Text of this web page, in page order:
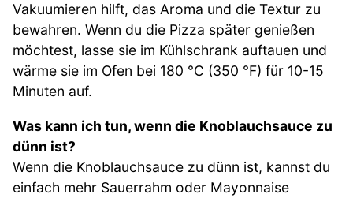
Vakuumieren hilft, das Aroma und die Textur zu
bewahren. Wenn du die Pizza später genießen
möchtest, lasse sie im Kühlschrank auftauen und
wärme sie im Ofen bei 180 °C (350 °F) für 10-15
Minuten auf.
Was kann ich tun, wenn die Knoblauchsauce zu
dünn ist?
Wenn die Knoblauchsauce zu dünn ist, kannst du
einfach mehr Sauerrahm oder Mayonnaise